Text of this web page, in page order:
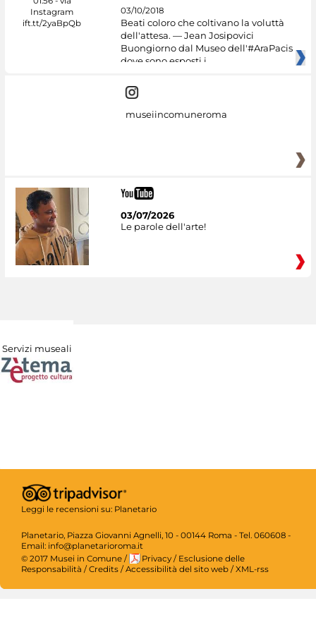
03/10/2018
Beati coloro che coltivano la voluttà
dell'attesa. — Jean Josipovici
Buongiorno dal Museo dell'#AraPacis
dove sono esposti i
museiincomuneroma
03/07/2026
Le parole dell'arte!
Servizi museali
Leggi le recensioni su: Planetario
Planetario, Piazza Giovanni Agnelli, 10 - 00144 Roma - Tel. 060608 -
Email: info@planetarioroma.it
© 2017 Musei in Comune / Privacy / Esclusione delle
Responsabilità / Credits / Accessibilità del sito web / XML-rss